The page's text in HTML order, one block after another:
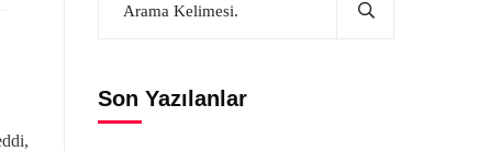
Son Yazılanlar